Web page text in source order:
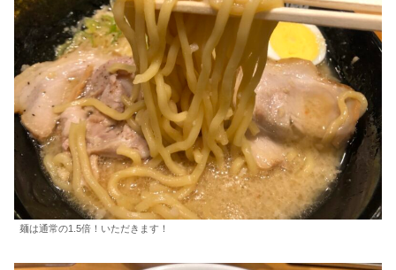
麺は通常の1.5倍！いただきます！